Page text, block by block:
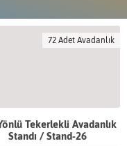
72 Adet Avadanlık
Tekerlekli Avadanlık
Standı / Stand-26